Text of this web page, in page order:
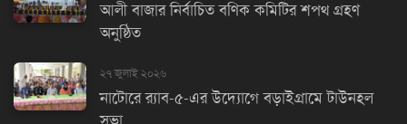
আলী বাজার নির্বাচিত বণিক কমিটির শপথ গ্রহণ
অনুষ্ঠিত
২৭ জুলাই ২০২৬
নাটোরে র‌্যাব-৫-এর উদ্যোগে বড়াইগ্রামে টাউনহল